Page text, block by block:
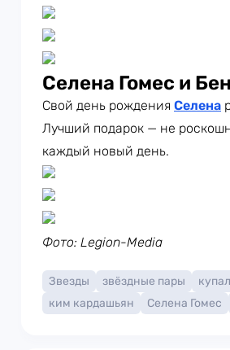
Селена Гомес и
Свой день рождения Селена
Лучший подарок — не
каждый новый день.
Фото: Legion-Media
Звезды звёздные пары
ким кардашьян
Селена Гомес